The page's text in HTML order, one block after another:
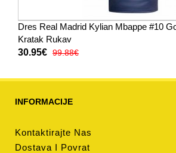
Dres Real Madrid Kylian Mbappe #10
Kratak Rukav
30.95€ 99.88€
INFORMACIJE
Kontaktirajte Nas
Dostava I Povrat